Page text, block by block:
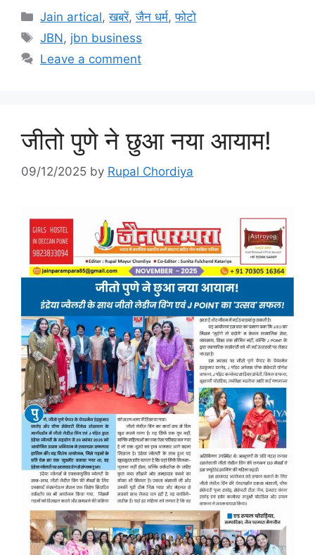
Categories
Jain artical,खबरें,जैन धर्म,फोटो
Tags
JBN, jbn business
Leave a comment
जीतो पुणे ने छुआ नया आयाम!
09/12/2025 by Rupal Chordiya